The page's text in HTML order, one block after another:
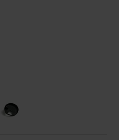
schwarz